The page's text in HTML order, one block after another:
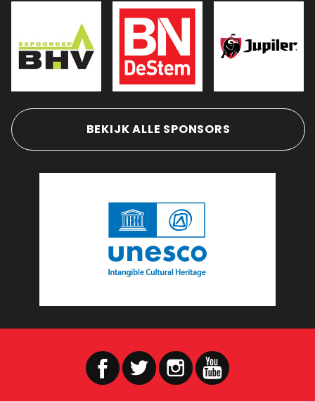
BEKIJK ALLE SPONSORS